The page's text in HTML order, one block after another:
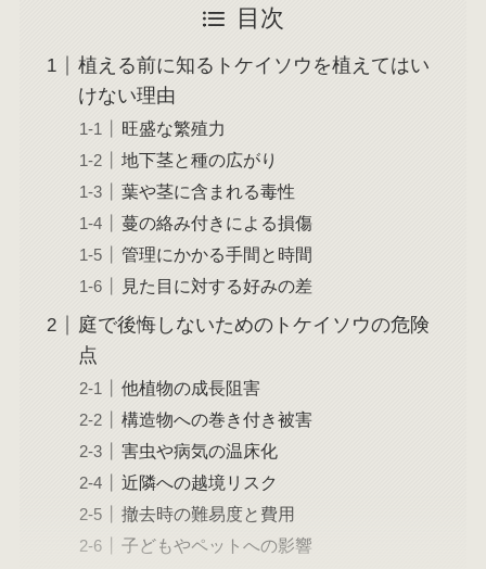
目次
植える前に知るトケイソウを植えてはい
けない理由
旺盛な繁殖力
地下茎と種の広がり
葉や茎に含まれる毒性
蔓の絡み付きによる損傷
管理にかかる手間と時間
見た目に対する好みの差
庭で後悔しないためのトケイソウの危険
点
他植物の成長阻害
構造物への巻き付き被害
害虫や病気の温床化
近隣への越境リスク
撤去時の難易度と費用
子どもやペットへの影響